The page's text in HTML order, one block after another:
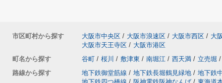
市区町村から探す 大阪市中央区 / 大阪市浪速区 / 大阪市西区 / 大
大阪市天王寺区 / 大阪市港区
町名から探す
谷町 / 桜川 / 敷津東 / 南堀江 / 西天満 / 立売堀 /
路線から探す
地下鉄御堂筋線 / 地下鉄長堀鶴見緑地 / 地下鉄